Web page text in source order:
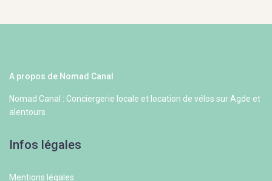
A propos de Nomad Canal
Nomad Canal : Conciergerie locale et location de vélos sur Agde et
alentours
Infos légales
Mentions légales